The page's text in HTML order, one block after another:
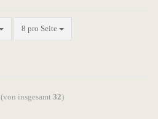
8 pro Seite
(von insgesamt 32)